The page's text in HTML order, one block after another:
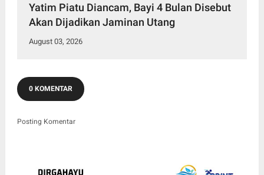
Yatim Piatu Diancam, Bayi 4 Bulan Disebut
Akan Dijadikan Jaminan Utang
August 03, 2026
0 KOMENTAR
Posting Komentar